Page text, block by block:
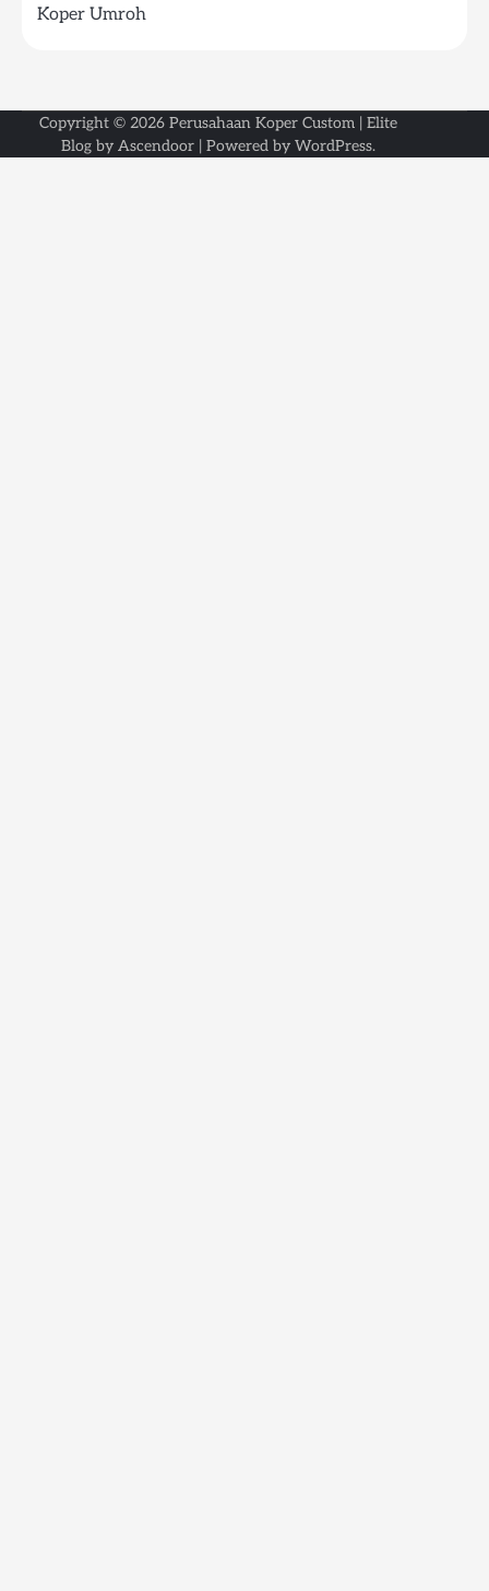
Koper Umroh
Copyright © 2026 Perusahaan Koper Custom | Elite
Blog by Ascendoor | Powered by WordPress.